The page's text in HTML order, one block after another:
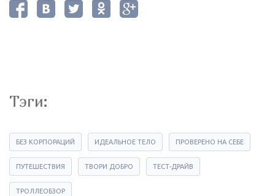
Тэги:
БЕЗ КОРПОРАЦИЙ ИДЕАЛЬНОЕ ТЕЛО ПРОВЕРЕНО НА СЕБЕ
ПУТЕШЕСТВИЯ ТВОРИ ДОБРО ТЕСТ-ДРАЙВ
ТРОЛЛЕОБЗОР